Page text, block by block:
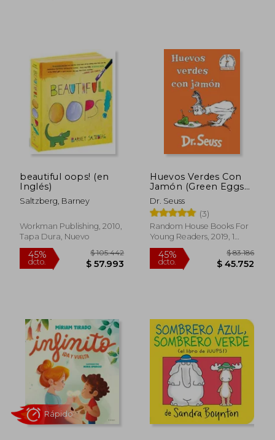
45%
dcto.
$ 104.495
$ 57.472
45%
beautiful oops! (en
Inglés)
Saltzberg, Barney
Workman Publishing, 2010,
Tapa Dura, Nuevo
45% $ 105.442
Huevos Verdes Con
Jamón (Green Eggs
and Ham Spanish
Edition)
Dr. Seuss
(3)
Random House Books For
Young Readers, 2019, 1
Edición, Tapa Dura, Nuevo
45% $